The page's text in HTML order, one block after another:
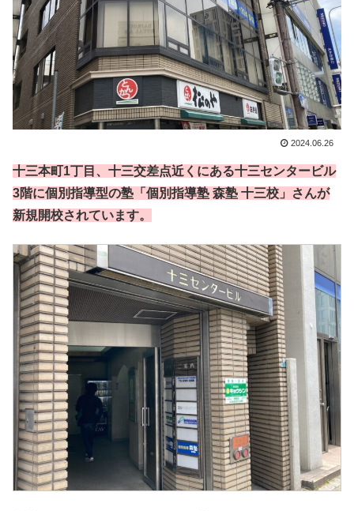
2024.06.26
十三本町1丁目、十三交差点近くにある十三センタービル
3階に個別指導型の塾「個別指導塾 森塾 十三校」さんが
新規開校されています。